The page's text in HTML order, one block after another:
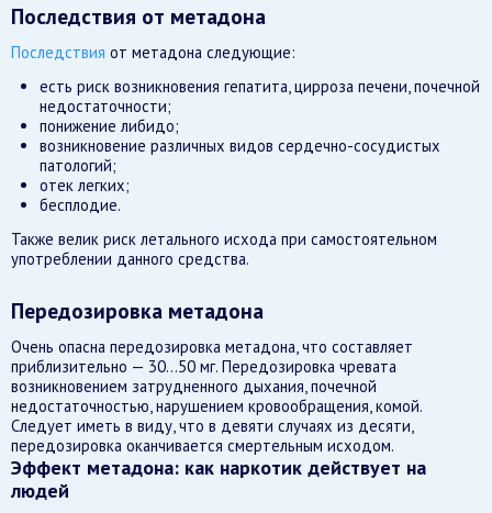
Последствия от метадона
Последствия от метадона следующие:
есть риск возникновения гепатита, цирроза печени, почечной
недостаточности;
понижение либидо;
возникновение различных видов сердечно-сосудистых
патологий;
отек легких;
бесплодие.
Также велик риск летального исхода при самостоятельном
употреблении данного средства.
Передозировка метадона
Очень опасна передозировка метадона, что составляет
приблизительно — 30…50 мг. Передозировка чревата
возникновением затрудненного дыхания, почечной
недостаточностью, нарушением кровообращения, комой.
Следует иметь в виду, что в девяти случаях из десяти,
передозировка оканчивается смертельным исходом.
Эффект метадона: как наркотик действует на
людей